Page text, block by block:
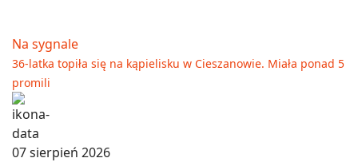
Na sygnale
36-latka topiła się na kąpielisku w Cieszanowie. Miała ponad 5
promili
07 sierpień 2026